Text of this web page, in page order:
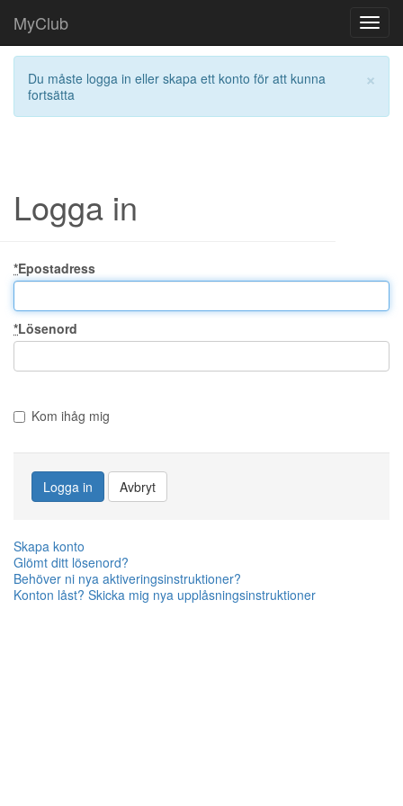
MyClub
×
Du måste logga in eller skapa ett konto för att kunna
fortsätta
Logga in
*Epostadress
*Lösenord
Kom ihåg mig
Logga in Avbryt
Skapa konto
Glömt ditt lösenord?
Behöver ni nya aktiveringsinstruktioner?
Konton låst? Skicka mig nya upplåsningsinstruktioner